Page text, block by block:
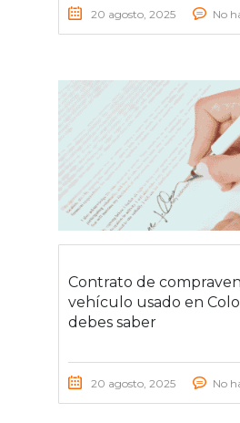
20 agosto, 2025 No
Contrato de
vehículo usado en
debes saber
20 agosto, 2025 No